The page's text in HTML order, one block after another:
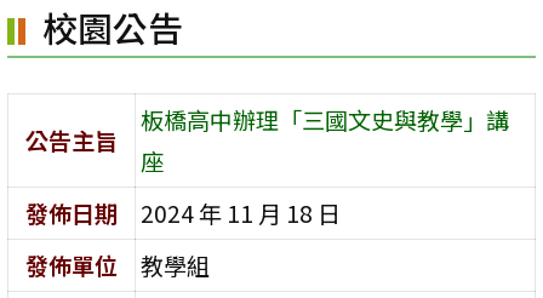
容
區
校園公告
公告主旨
板橋高中辦理「三國文史與教學」講
座
發佈日期
2024 年 11 月 18 日
發佈單位
教學組